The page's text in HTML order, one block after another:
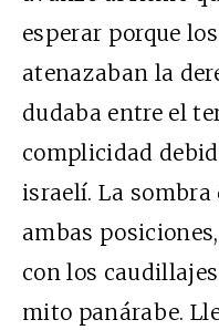
esperar porque
atenazaban la
dudaba entre el
complicidad
israelí. La sombra
ambas
con los
mito panárabe.